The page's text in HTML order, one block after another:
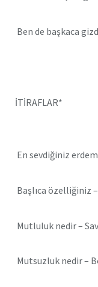
Ben de başkaca
İTİRAFLAR*
En sevdiğiniz
Başlıca özelliğiniz
Mutluluk nedir –
Mutsuzluk nedir –